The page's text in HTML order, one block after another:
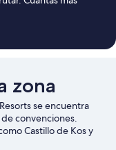
zona
se encuentra
convenciones.
Castillo de Kos y
natural de Playa